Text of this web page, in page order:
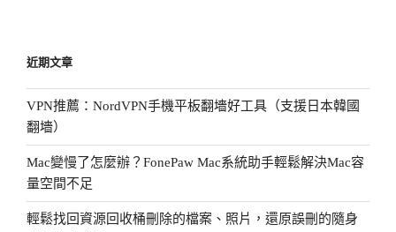
近期文章
VPN推薦：NordVPN手機平板翻墻好工具（支援日本韓國
翻墻）
Mac變慢了怎麼辦？FonePaw Mac系統助手輕鬆解決Mac容
量空間不足
輕鬆找回資源回收桶刪除的檔案、照片，還原誤刪的隨身